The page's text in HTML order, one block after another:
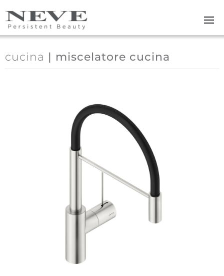
Skip to main content
cucina | miscelatore cucina